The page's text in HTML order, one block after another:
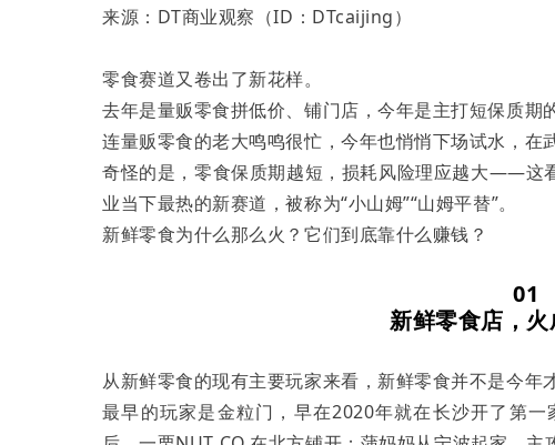
来源：DT商业观察（ID：DTcaijing）
零食赛道又卷出了新花样。
去年是量贩零食拼低价、铺门店，今年是主打短保质期
连量贩零食的老大鸣鸣很忙，今年也悄悄下场试水，在
奇怪的是，零食保质期越短，损耗风险理应越大——这
业当下最热的新赛道，被称为“小山姆”“山姆平替”。
新鲜零食为什么那么火？它们到底靠什么赚钱？
01
新鲜零食店，火
从新鲜零食的现有主要玩家来看，新鲜零食并不是今年
最早的玩家是金粒门，早在2020年就在长沙开了第